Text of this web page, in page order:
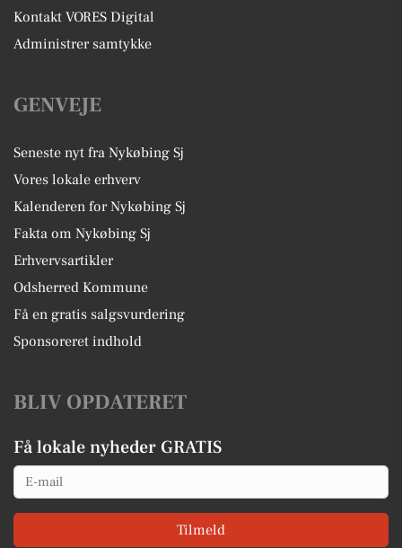
Kontakt VORES Digital
Administrer samtykke
GENVEJE
Seneste nyt fra Nykøbing Sj
Vores lokale erhverv
Kalenderen for Nykøbing Sj
Fakta om Nykøbing Sj
Erhvervsartikler
Odsherred Kommune
Få en gratis salgsvurdering
Sponsoreret indhold
BLIV OPDATERET
Få lokale nyheder GRATIS
Email
Tilmeld